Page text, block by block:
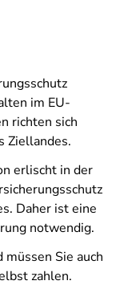
im EU-
richten sich
Ziellandes.
erlischt in der
Daher ist eine
notwendig.
Sie auch
zahlen.